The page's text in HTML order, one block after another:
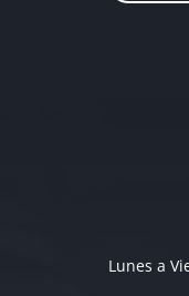
Lunes a